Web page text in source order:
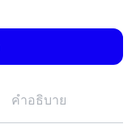
คำอธิบาย